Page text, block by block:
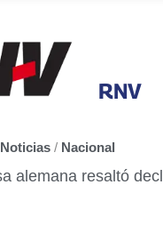
RNV
Noticias / Nacional